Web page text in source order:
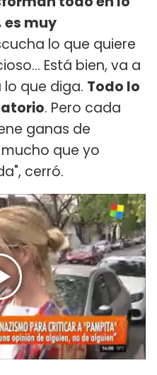
muy
lo que quiere
Está bien, va a
lo que diga. Todo lo
. Pero cada
ganas de
que yo
cerró.